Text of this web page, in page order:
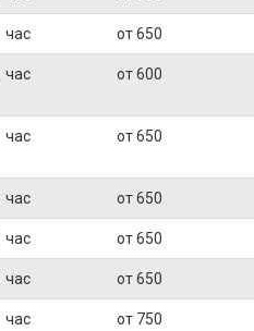
час от 650
час от 600
час от 650
час от 650
час от 650
час от 650
час от 750